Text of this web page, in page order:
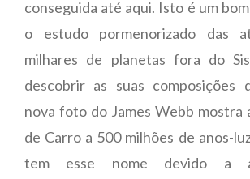
conseguida até aqui. Isto é um
o estudo pormenorizado das
milhares de planetas fora do
descobrir as suas composições
nova foto do James Webb mostra
de Carro a 500 milhões de anos-
tem esse nome devido a